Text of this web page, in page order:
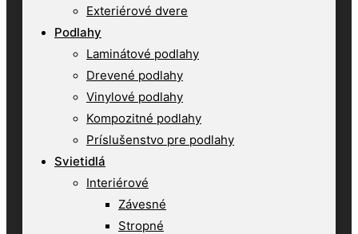
Exteriérové dvere
Podlahy
Laminátové podlahy
Drevené podlahy
Vinylové podlahy
Kompozitné podlahy
Príslušenstvo pre podlahy
Svietidlá
Interiérové
Závesné
Stropné